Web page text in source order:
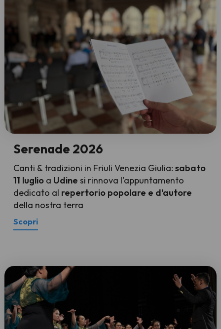
Serenade 2026
Canti & tradizioni in Friuli Venezia Giulia: sabato
11 luglio a Udine si rinnova l'appuntamento
dedicato al repertorio popolare e d'autore
della nostra terra
Scopri